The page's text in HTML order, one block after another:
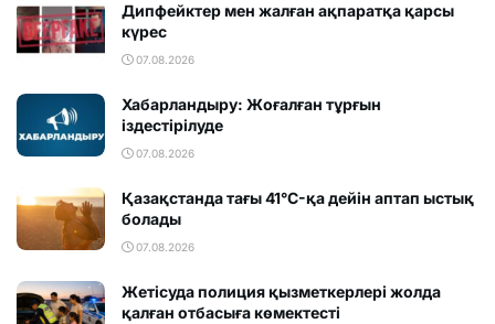
Дипфейктер мен жалған ақпаратқа қарсы
күрес
07.08.2026
Хабарландыру: Жоғалған тұрғын
іздестірілуде
07.08.2026
Қазақстанда тағы 41°C-қа дейін аптап ыстық
болады
07.08.2026
Жетісуда полиция қызметкерлері жолда
қалған отбасыға көмектесті